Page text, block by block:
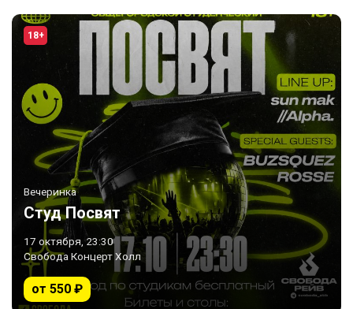
18+
Вечеринка
Студ Посвят
17 октября, 23:30
Свобода Концерт Холл
от 550 ₽